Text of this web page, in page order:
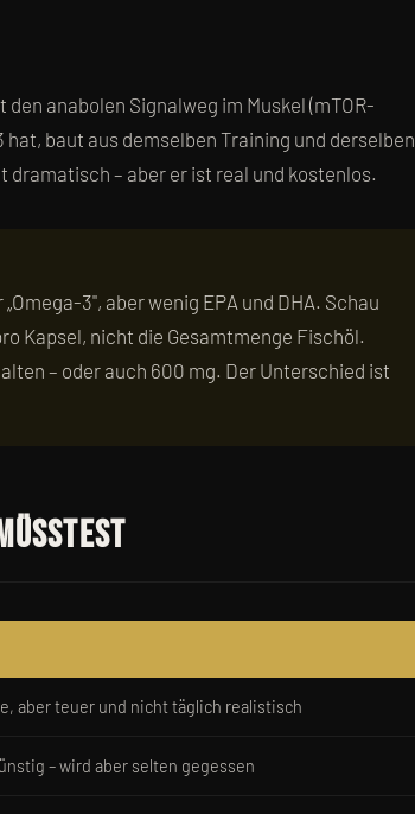
anabolen Signalweg im Muskel (mTOR-
baut aus demselben Training und derselben
– aber er ist real und kostenlos.
3", aber wenig EPA und DHA. Schau
Kapsel, nicht die Gesamtmenge Fischöl.
– oder auch 600 mg. Der Unterschied ist
aber teuer und nicht täglich realistisch
– wird aber selten gegessen